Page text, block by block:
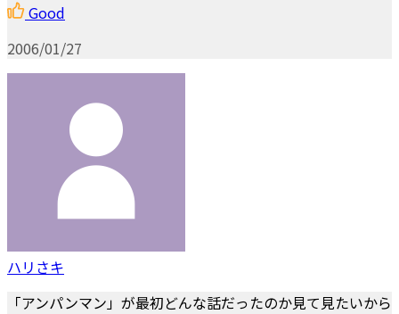
Good
2006/01/27
ハリさキ
「アンパンマン」が最初どんな話だったのか見て見たいから